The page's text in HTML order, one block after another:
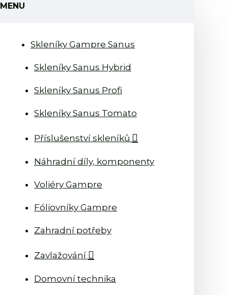
MENU
Skleníky Gampre Sanus
Skleníky Sanus Hybrid
Skleníky Sanus Profi
Skleníky Sanus Tomato
Příslušenství skleníků
Náhradní díly, komponenty
Voliéry Gampre
Fóliovníky Gampre
Zahradní potřeby
Zavlažování
Domovní technika